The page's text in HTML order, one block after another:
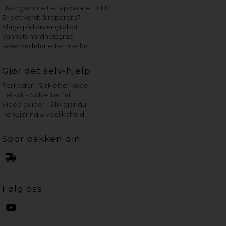
Hvor gammelt er apparatet mitt?
Er det verdt å reparere?
Klage på bassengrobot
Vannets hardhetsgrad
Reservedeler etter merke
Gjør det selv-hjelp
Feilkoder - Søk etter kode
Feilsøk - Søk etter feil
Video guider - Slik gjør du
Rengjøring & vedlikehold
Spor pakken din
Følg oss